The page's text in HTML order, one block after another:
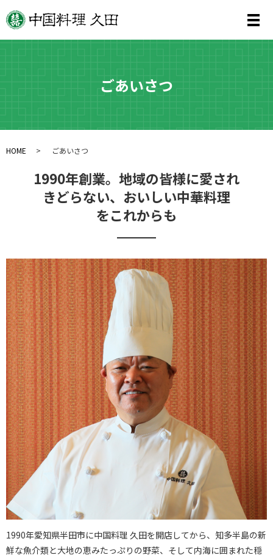
メ
ごあいさつ
HOME ごあいさつ
1990年創業。地域の皆様に愛され
きどらない、おいしい中華料理
をこれからも
1990年愛知県半田市に中国料理 久田を開店してから、知多半島の新
鮮な魚介類と大地の恵みたっぷりの野菜、そして内海に囲まれた穏